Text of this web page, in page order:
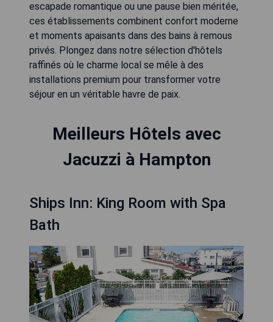
escapade romantique ou une pause bien méritée,
ces établissements combinent confort moderne
et moments apaisants dans des bains à remous
privés. Plongez dans notre sélection d'hôtels
raffinés où le charme local se mêle à des
installations premium pour transformer votre
séjour en un véritable havre de paix.
Meilleurs Hôtels avec
Jacuzzi à Hampton
Ships Inn: King Room with Spa
Bath